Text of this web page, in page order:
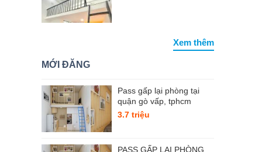
Xem thêm
MỚI ĐĂNG
Pass gấp lại phòng tại
quận gò vấp, tphcm
3.7 triệu
PASS GẤP LẠI PHÒNG